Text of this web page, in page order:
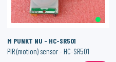
M PUNKT NU - HC-SR501
PIR (motion) sensor - HC-SR501